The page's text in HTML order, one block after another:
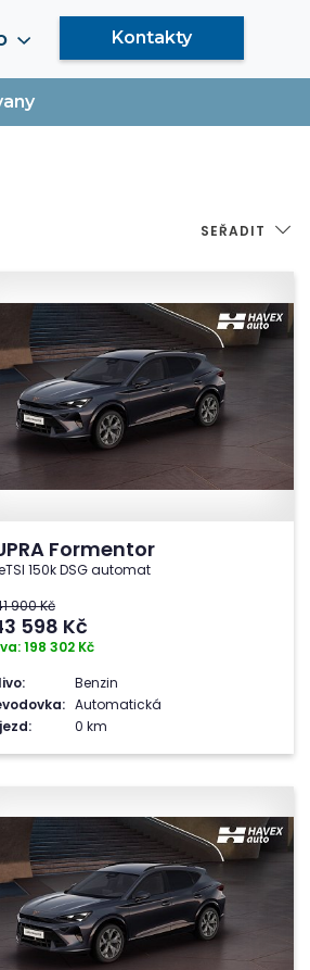
Kontakty
SEŘADIT
Formentor
150k DSG automat
900 Kč
598 Kč
198 302 Kč
Benzin
Automatická
0 km